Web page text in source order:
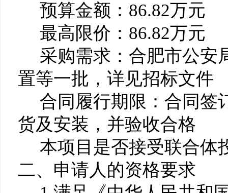
预算金额：86.82万元
最高限价：86.82万元
采购需求：合肥市公安
置等一批，详见招标文件
合同履行期限：合同签
货及安装，并验收合格
本项目是否接受联合体
二、申请人的资格要求